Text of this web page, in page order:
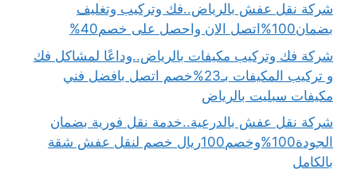
شركة نقل عفش بالرياض..فك وتركيب وتغليف
بضمان100%اتصل الان واحصل على خصم40%
شركة فك وتركيب مكيفات بالرياض..وداعًا لمشاكل فك
و تركيب المكيفات بـ23%خصم اتصل بافضل فني
مكيفات سبليت بالرياض
شركة نقل عفش بالدرعية..خدمة نقل فورية بضمان
الجودة100%وخصم100ريال خصم لنقل عفش شقة
بالكامل